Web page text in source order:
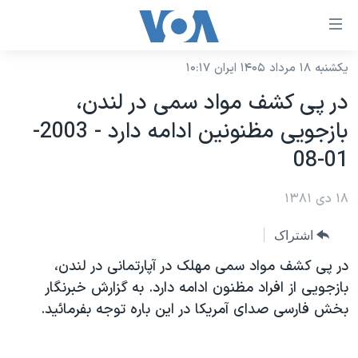
لینکهای
دسترسی
جهش
محتوای
اصلی
به
صفحه
جهش
به
جستجو
نسخه سبک وب‌سایت
موضوع ها
آمریکا
جهان
ورزشی
گزیده‌ها
ویژه برنامه‌ها
برنامه های تلویزیونی
جدول برنامه ها
صفحه‌های ویژه
جام جهانی ۲۰۲۶
عملیات خشم حماسی
۲۵۰سالگی آمریکا
فرکانس‌های صدای آمریکا
پخش رادیویی
یکشنبه ۱۸ مرداد ۱۴۰۵ ایران ۱۰:۱۷
در پی کشف مواد سمی در لندن،
بازجويی مظنونين ادامه دارد - 2003-
01-08
۱۸ دی ۱۳۸۱
اشتراک
در پی کشف مواد سمی مهلک در آپارتمانی در لندن،
بازجويی از افراد مظنون ادامه دارد. به گزارش خبرنگار
بخش فارسی صدای آمريکا در اين باره توجه بفرمائيد.